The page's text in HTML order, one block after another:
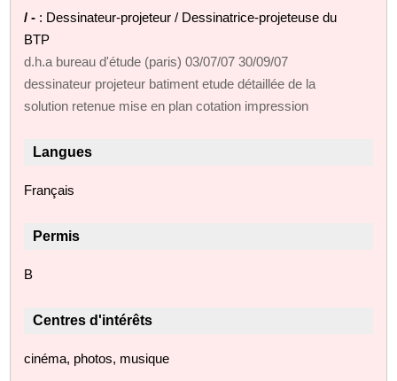
/ - : Dessinateur-projeteur / Dessinatrice-projeteuse du
BTP
d.h.a bureau d'étude (paris) 03/07/07 30/09/07
dessinateur projeteur batiment etude détaillée de la
solution retenue mise en plan cotation impression
Langues
Français
Permis
B
Centres d'intérêts
cinéma, photos, musique